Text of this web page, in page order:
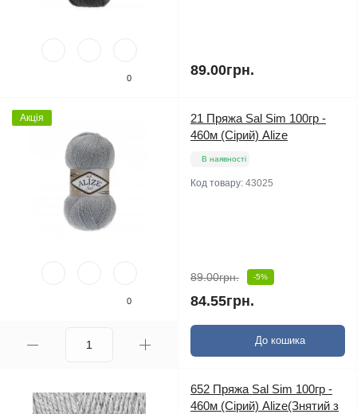
0 89.00грн.
Акція
0
21 Пряжа Sal Sim 100гр -
460м (Сірий) Alize
В наявності
Код товару: 43025
89.00грн. -5%
84.55грн.
До кошика
652 Пряжа Sal Sim 100гр -
460м (Сірий) Alize(Знятий з